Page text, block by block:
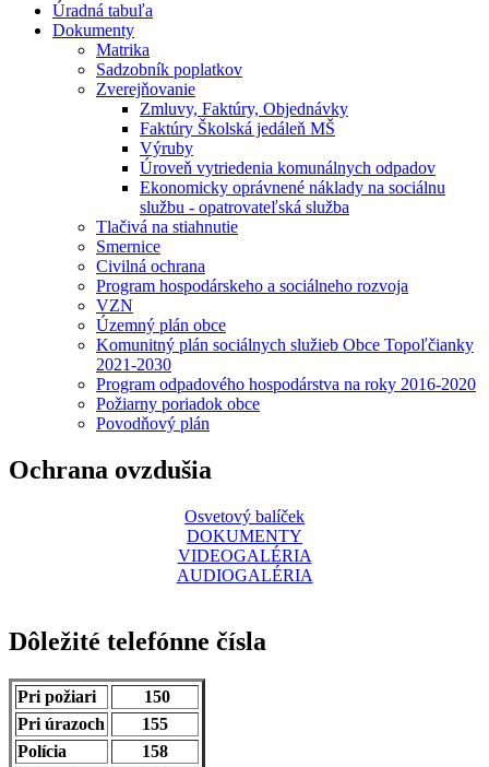
Úradná tabuľa
Dokumenty
Matrika
Sadzobník poplatkov
Zverejňovanie
Zmluvy, Faktúry, Objednávky
Faktúry Školská jedáleň MŠ
Výruby
Úroveň vytriedenia komunálnych odpadov
Ekonomicky oprávnené náklady na sociálnu
službu - opatrovateľská služba
Tlačivá na stiahnutie
Smernice
Civilná ochrana
Program hospodárskeho a sociálneho rozvoja
VZN
Územný plán obce
Komunitný plán sociálnych služieb Obce Topoľčianky
2021-2030
Program odpadového hospodárstva na roky 2016-2020
Požiarny poriadok obce
Povodňový plán
Ochrana ovzdušia
Osvetový balíček
DOKUMENTY
VIDEOGALÉRIA
AUDIOGALÉRIA
Dôležité telefónne čísla
Pri požiari
150
Pri úrazoch
155
Polícia
158